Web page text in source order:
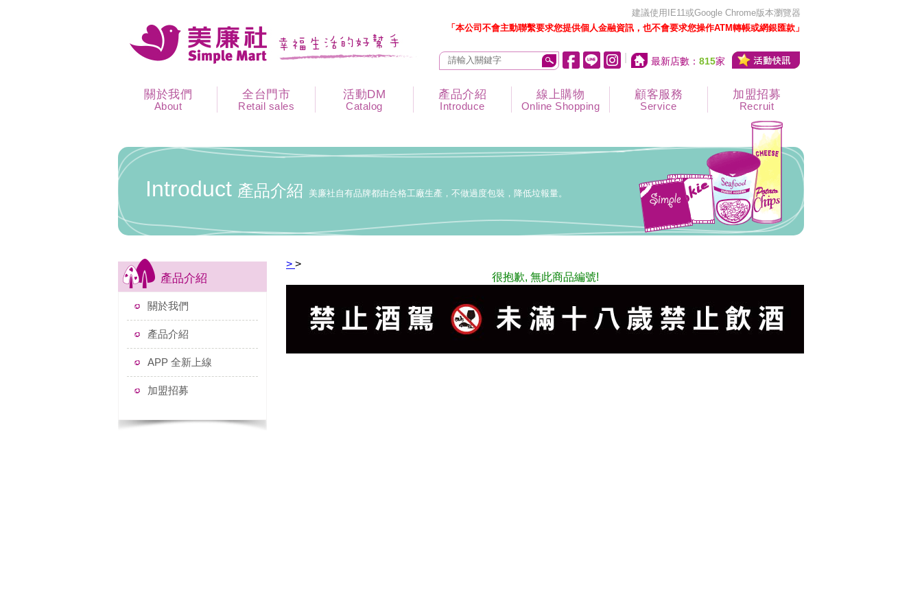
建議使用IE11或Google Chrome版本瀏覽器
「本公司不會主動聯繫要求您提供個人金融資訊，也不會要求您操作ATM轉帳或網銀匯款」
最新店數： 815家
關於我們
About
全台門市
Retail sales
活動DM
Catalog
產品介紹
Introduce
線上購物
Online Shopping
顧客服務
Service
加盟招募
Recruit
Introduct 產品介紹 美廉社自有品牌都由合格工廠生產，不做過度包裝，降低垃報量。
產品介紹
關於我們
產品介紹
APP 全新上線
加盟招募
> >
很抱歉, 無此商品編號!